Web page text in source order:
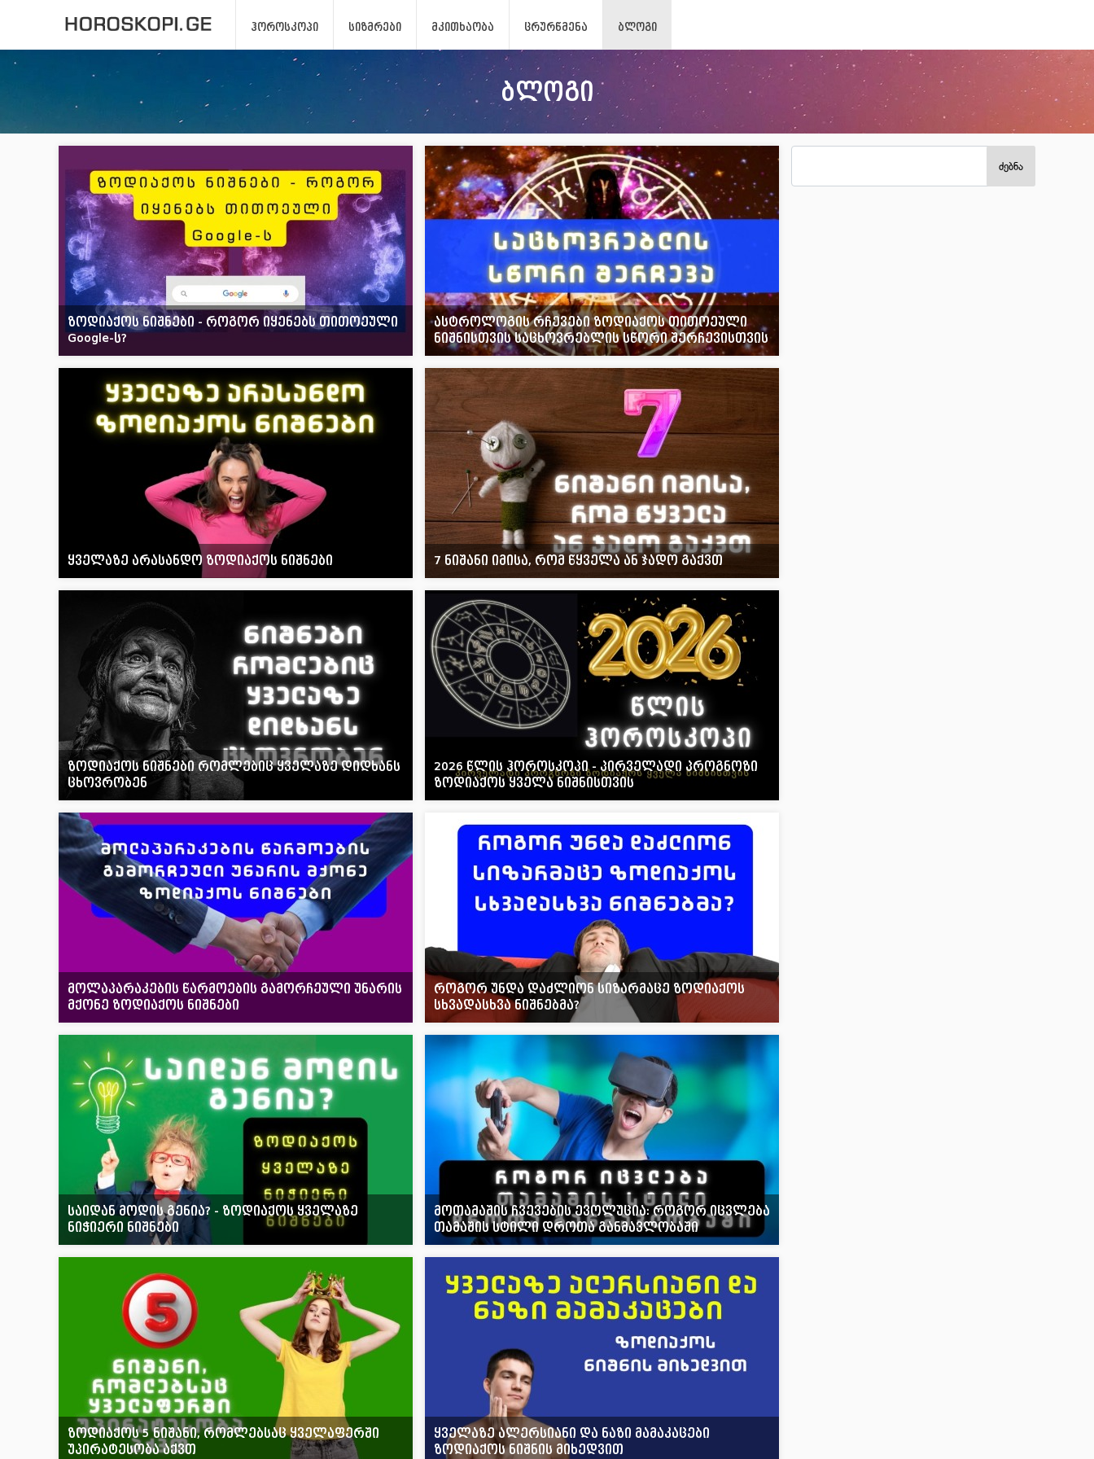
ᲰᲝᲠᲝᲡᲙᲝᲞᲘ ᲡᲘᲖᲛᲠᲔᲑᲘ ᲛᲙᲘᲗᲮᲐᲝᲑᲐ ᲪᲠᲣᲠᲬᲛᲔᲜᲐ ᲑᲚᲝᲒᲘ
ბლოგი
ზოდიაქოს ნიშნები - როგორ იყენებს თითოეული
Google-ს?
ასტროლოგის რჩევები ზოდიაქოს თითოეული
ნიშნისთვის საცხოვრებლის სწორი შერჩევისთვის
ყველაზე არასანდო ზოდიაქოს ნიშნები 7 ნიშანი იმისა, რომ წყველა ან ჯადო გაქვთ
ზოდიაქოს ნიშნები რომლებიც ყველაზე დიდხანს
ცხოვრობენ
2026 წლის ჰოროსკოპი - პირველადი პროგნოზი
ზოდიაქოს ყველა ნიშნისთვის
მოლაპარაკების წარმოების გამორჩეული უნარის
მქონე ზოდიაქოს ნიშნები
როგორ უნდა დაძლიონ სიზარმაცე ზოდიაქოს
სხვადასხვა ნიშნებმა?
საიდან მოდის გენია? - ზოდიაქოს ყველაზე
ნიჭიერი ნიშნები
მოთამაშის ჩვევების ევოლუცია: როგორ იცვლება
თამაშის სტილი დროთა განმავლობაში
ზოდიაქოს 5 ნიშანი, რომლებსაც ყველაფერში
უპირატესობა აქვთ
ყველაზე ალერსიანი და ნაზი მამაკაცები
ზოდიაქოს ნიშნის მიხედვით
ძებნა